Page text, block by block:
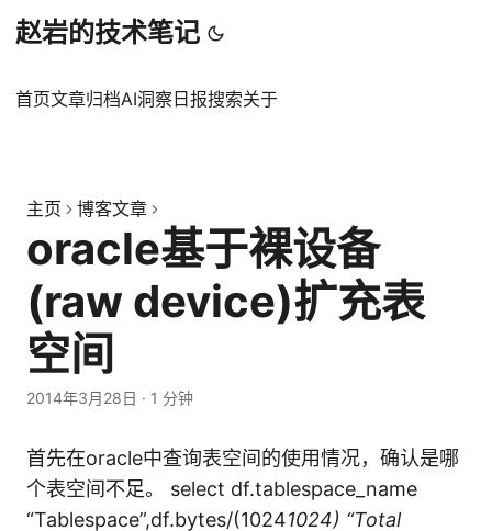
赵岩的技术笔记
首页文章归档AI洞察日报搜索关于
主页 博客文章
oracle基于裸设备
(raw device)扩充表
空间
2014年3月28日 · 1 分钟
首先在oracle中查询表空间的使用情况，确认是哪
个表空间不足。 select df.tablespace_name
“Tablespace”,df.bytes/(10241024) “Total